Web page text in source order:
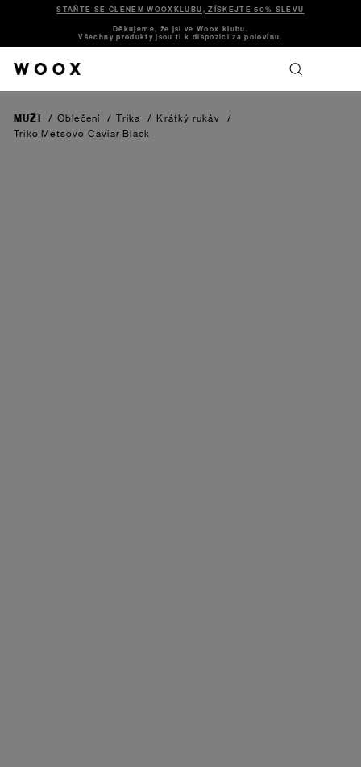
STAŇTE SE ČLENEM WOOXKLUBU, ZÍSKEJTE 50% SLEVU
Děkujeme, že jsi ve Woox klubu.
Všechny produkty jsou ti k dispozici za polovinu.
MUŽI / Oblečení / Trika / Krátký rukáv
/
Triko Metsovo Caviar Black